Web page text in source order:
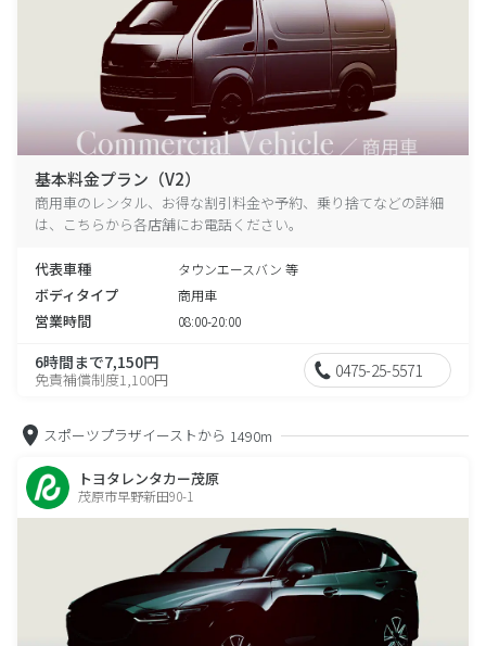
基本料金プラン（V2）
商用車のレンタル、お得な割引料金や予約、乗り捨てなどの詳細
は、こちらから各店舗にお電話ください。
代表車種 タウンエースバン 等
ボディタイプ 商用車
営業時間 08:00-20:00
6時間まで7,150円
免責補償制度1,100円 0475-25-5571
スポーツプラザイーストから 1490m
トヨタレンタカー茂原
茂原市早野新田90-1